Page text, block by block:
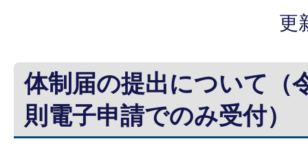
更
体制届の提出について（
則電子申請でのみ受付）